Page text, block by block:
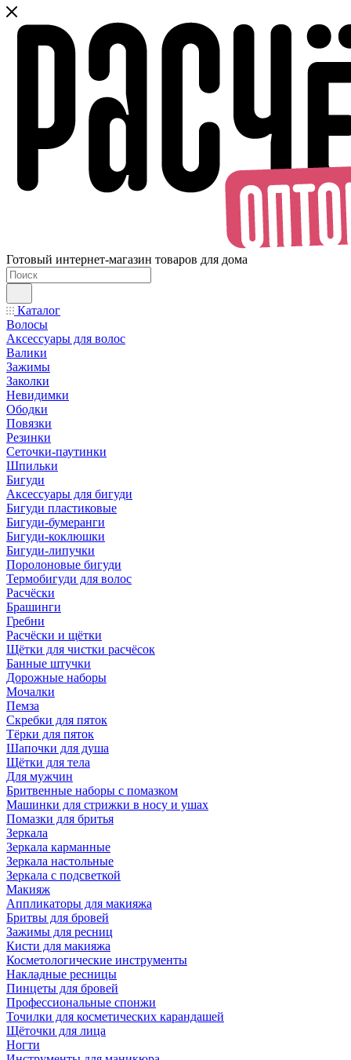
Готовый интернет-магазин товаров для дома
Каталог
Волосы
Аксессуары для волос
Валики
Зажимы
Заколки
Невидимки
Ободки
Повязки
Резинки
Сеточки-паутинки
Шпильки
Бигуди
Аксессуары для бигуди
Бигуди пластиковые
Бигуди-бумеранги
Бигуди-коклюшки
Бигуди-липучки
Поролоновые бигуди
Термобигуди для волос
Расчёски
Брашинги
Гребни
Расчёски и щётки
Щётки для чистки расчёсок
Банные штучки
Дорожные наборы
Мочалки
Пемза
Скребки для пяток
Тёрки для пяток
Шапочки для душа
Щётки для тела
Для мужчин
Бритвенные наборы с помазком
Машинки для стрижки в носу и ушах
Помазки для бритья
Зеркала
Зеркала карманные
Зеркала настольные
Зеркала с подсветкой
Макияж
Аппликаторы для макияжа
Бритвы для бровей
Зажимы для ресниц
Кисти для макияжа
Косметологические инструменты
Накладные ресницы
Пинцеты для бровей
Профессиональные спонжи
Точилки для косметических карандашей
Щёточки для лица
Ногти